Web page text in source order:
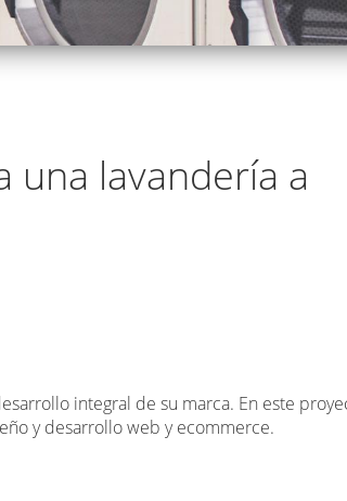
una lavandería a
integral de su marca. En este
y desarrollo web y ecommerce.